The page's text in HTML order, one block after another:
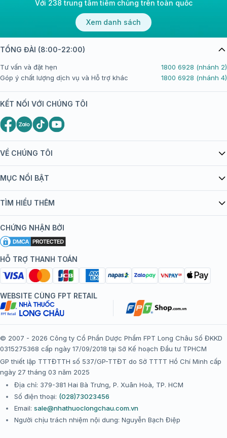
Với 238 trung tâm tiêm chủng trên toàn quốc
Xem danh sách
VỀ CHÚNG TÔI
Giới thiệu Tiêm Chủng FPT Long Châu
bán hàng
Chính sách nội dung
Chính sách bảo mật
Chính sách bảo mật dữ liệu cá nhân
Chính sách thanh toán
Chính sách đổi trả gói, mũi tiêm tại trung tâm tiêm chủng
FPT Long Châu
Thể lệ chương trình “Tích điểm nhận đặc quyền”
MỤC NỔI BẬT
Danh mục vắc xin
Đội ngũ bác sĩ, chuyên gia
Hệ thống trung tâm tiêm chủng
TÌM HIỂU THÊM
Khuyến mãi
Tôi nên tiêm gì?
Tiêm chủng đi nước ngoài
CHỨNG NHẬN BỞI
HỖ TRỢ THANH TOÁN
TỔNG ĐÀI (8:00-22:00)
Tư vấn và đặt hẹn
1800 6928 (nhánh 2)
Góp ý chất lượng dịch vụ và Hỗ trợ khác
1800 6928 (nhánh 4)
KẾT NỐI VỚI CHÚNG TÔI
WEBSITE CÙNG FPT RETAIL
© 2007 - 2026 Công ty Cổ Phần Dược Phẩm FPT Long Châu Số ĐKKD
0315275368 cấp ngày 17/09/2018 tại Sở Kế hoạch Đầu tư TPHCM
GP thiết lập TTTĐTTH số 537/GP-TTĐT do Sở TTTT Hồ Chí Minh cấp
ngày 27 tháng 03 năm 2025
Địa chỉ: 379-381 Hai Bà Trưng, P. Xuân Hoà, TP. HCM
Số điện thoại: (028)73023456
Email: sale@nhathuoclongchau.com.vn
Người chịu trách nhiệm nội dung: Nguyễn Bạch Điệp